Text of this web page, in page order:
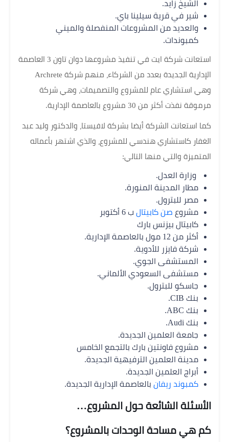
الشيخ زايد.
شير في قرية سيلينا باي.
والعديد من المشروعات المنفصلة والميني
كمبوندات.
استعانت شركة ايت في تنفيذ مشروعها دوان تاون 3 العاصمة
الإدارية الجديدة بعدد من الشركاء، منهم شركة Archrete
وهي استشاري عام للمشروع والتصميمات، وهي شركة
مرموقة نفذت أكثر من 30 مشروع بالعاصمة الإدارية.
كما استعانت الشركة أيضا بشركة لافيستا، والدكتور وليد عبد
الغفار كاستشاري هندسي للمشروع، والذي اشتهر بأعماله
المتميزة والتي منها التالي:
وزارة العدل.
مطار المدينة المنورة.
مصر للبترول.
مشروع صن كابيتال ب 6 أكتوبر
كابيتال بيزنس بارك
أكثر من 12 مول بالعاصمة الإدارية.
شركة فايزر للأدوية.
المستشفى الجوي.
مستشفى السعودي الألماني.
جاسكو للبترول.
بنك CIB.
بنك ABC.
بنك Audi.
جامعة العلمين الجديدة.
مشروع فاونتين بارك بالتجمع الخامس
مدينة العلمين الترفيهية الجديدة.
أبراج العلمين الجديدة.
كمبوند ريفان بالعاصمة الإدارية الجديدة.
الأسئلة الشائعة حول المشروع…
كم هي مساحة الوحدات بالمشروع؟